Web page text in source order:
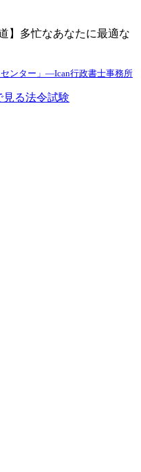
】多忙なあなたに最適な
ンター」―Ican行政書士事務所
見る法令試験